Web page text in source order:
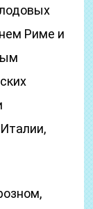
Риме и